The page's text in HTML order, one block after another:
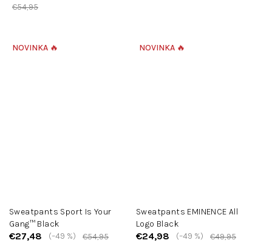
€54,95
NOVINKA 🔥
Sweatpants Sport Is Your
Gang™ Black
€27,48 €54,95
(–49 %)
NOVINKA 🔥
Sweatpants EMINENCE All
Logo Black
€24,98 €49,95
(–49 %)